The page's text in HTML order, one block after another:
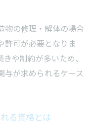
物の修理・解体の場合
許可が必要となりま
や制約が多いため、
与が求められるケース
る資格とは